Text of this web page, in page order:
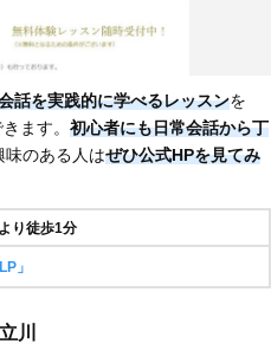
話を実践的に学べるレッスンを
ます。 初心者にも日常会話から丁
味のある人はぜひ公式HPを見てみ
り徒歩1分
」
川